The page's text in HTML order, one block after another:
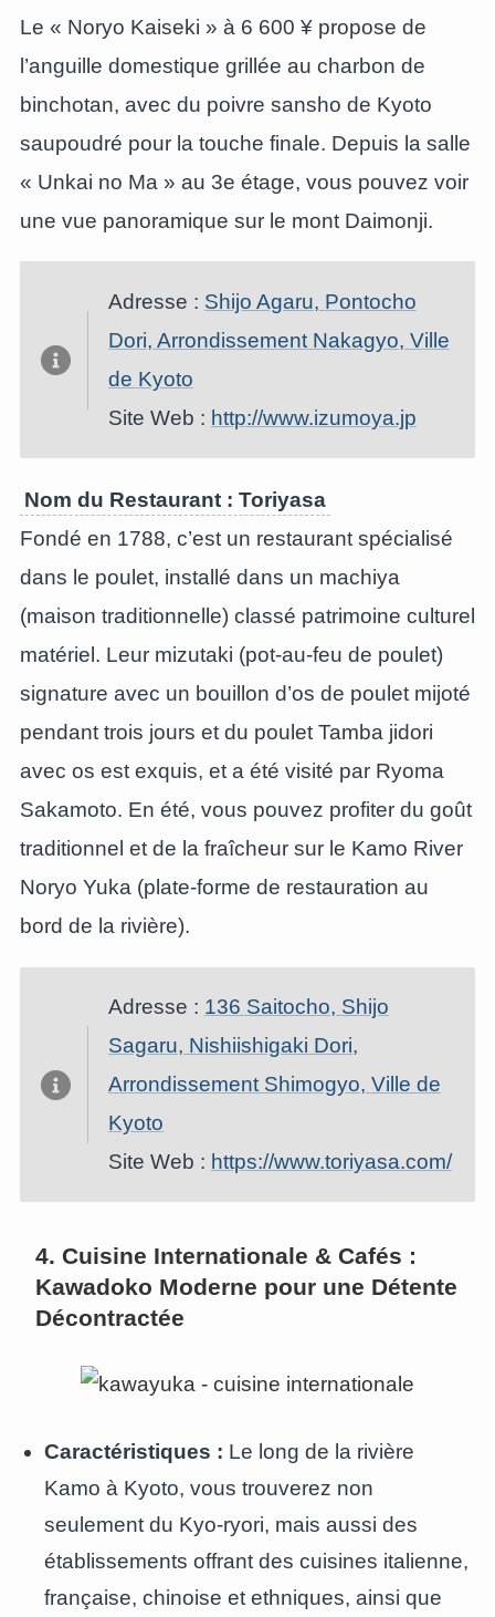
Le « Noryo Kaiseki » à 6 600 ¥ propose de
l’anguille domestique grillée au charbon de
binchotan, avec du poivre sansho de Kyoto
saupoudré pour la touche finale. Depuis la salle
« Unkai no Ma » au 3e étage, vous pouvez voir
une vue panoramique sur le mont Daimonji.
Adresse : Shijo Agaru, Pontocho
Dori, Arrondissement Nakagyo, Ville
de Kyoto
Site Web : http://www.izumoya.jp
Nom du Restaurant : Toriyasa
Fondé en 1788, c’est un restaurant spécialisé
dans le poulet, installé dans un machiya
(maison traditionnelle) classé patrimoine culturel
matériel. Leur mizutaki (pot-au-feu de poulet)
signature avec un bouillon d’os de poulet mijoté
pendant trois jours et du poulet Tamba jidori
avec os est exquis, et a été visité par Ryoma
Sakamoto. En été, vous pouvez profiter du goût
traditionnel et de la fraîcheur sur le Kamo River
Noryo Yuka (plate-forme de restauration au
bord de la rivière).
Adresse : 136 Saitocho, Shijo
Sagaru, Nishiishigaki Dori,
Arrondissement Shimogyo, Ville de
Kyoto
Site Web : https://www.toriyasa.com/
4. Cuisine Internationale & Cafés :
Kawadoko Moderne pour une Détente
Décontractée
Caractéristiques : Le long de la rivière
Kamo à Kyoto, vous trouverez non
seulement du Kyo-ryori, mais aussi des
établissements offrant des cuisines italienne,
française, chinoise et ethniques, ainsi que